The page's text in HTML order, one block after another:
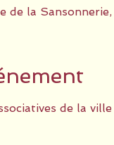
de la
de la